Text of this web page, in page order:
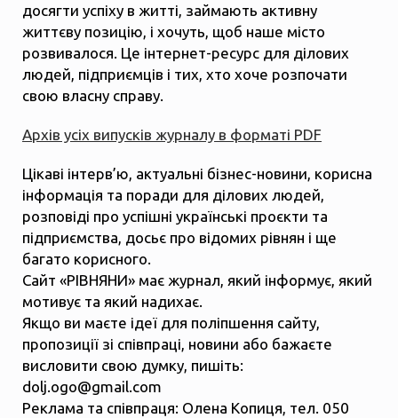
досягти успіху в житті, займають активну
життєву позицію, і хочуть, щоб наше місто
розвивалося. Це інтернет-ресурс для ділових
людей, підприємців і тих, хто хоче розпочати
свою власну справу.
Архів усіх випусків журналу в форматі PDF
Цікаві інтерв’ю, актуальні бізнес-новини, корисна
інформація та поради для ділових людей,
розповіді про успішні українські проєкти та
підприємства, досьє про відомих рівнян і ще
багато корисного.
Сайт «РІВНЯНИ» має журнал, який інформує, який
мотивує та який надихає.
Якщо ви маєте ідеї для поліпшення сайту,
пропозиції зі співпраці, новини або бажаєте
висловити свою думку, пишіть:
dolj.ogo@gmail.com
Реклама та співпраця: Олена Копиця, тел. 050